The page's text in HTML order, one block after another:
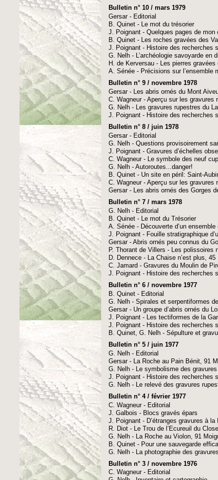
Bulletin n° 10 / mars 1979
Gersar - Editorial
B. Quinet - Le mot du trésorier
J. Poignant - Quelques pages de mon
B. Quinet - Les roches gravées des
J. Poignant - Histoire des recherches
G. Nelh - L’archéologie savoyarde en
H. de Kerversau - Les pierres
A. Sénée - Précisions sur l’ensemble
Bulletin n° 9 / novembre 1978
Gersar - Les abris ornés du Mont
C. Wagneur - Aperçu sur les gravures
G. Nelh - Les gravures rupestres du
J. Poignant - Histoire des recherches
Bulletin n° 8 / juin 1978
Gersar - Editorial
G. Nelh - Questions provisoirement
J. Poignant - Gravures d’échelles
C. Wagneur - Le symbole des neuf
G. Nelh - Autoroutes...danger!
B. Quinet - Un site en péril: Saint-
C. Wagneur - Aperçu sur les gravures
Gersar - Les abris ornés des Gorges
Bulletin n° 7 / mars 1978
G. Nelh - Editorial
B. Quinet - Le mot du Trésorier
A. Sénée - Découverte d’un
J. Poignant - Fouille stratigraphique
Gersar - Abris ornés peu connus du
P. Thorant de Villers - Les polissoires
D. Dennece - La Chaise n’est plus,
C. Jamard - Gravures du Moulin de
J. Poignant - Histoire des recherches
Bulletin n° 6 / novembre 1977
B. Quinet - Editorial
G. Nelh - Spirales et serpentiformes
Gersar - Un groupe d’abris ornés du
J. Poignant - Les tectiformes de la
J. Poignant - Histoire des recherches
B. Quinet, G. Nelh - Sépulture et
Bulletin n° 5 / juin 1977
G. Nelh - Editorial
Gersar - La Roche au Pain Bénit, 91
G. Nelh - Le symbolisme des
J. Poignant - Histoire des recherches
G. Nelh - Le relevé des gravures
Bulletin n° 4 / février 1977
C. Wagneur - Editorial
J. Galbois - Blocs gravés épars
J. Poignant - D’étranges gravures à
R. Diot - Le Trou de l’Ecureuil du
G. Nelh - La Roche au Violon, 91
B. Quinet - Pour une sauvegarde
G. Nelh - La photographie des
Bulletin n° 3 / novembre 1976
C. Wagneur - Editorial